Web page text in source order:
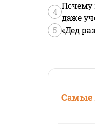
4
Почему
даже
5 «Дед
Самые